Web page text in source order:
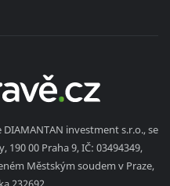
investment s.r.o., se
190 00 Praha 9, IČ: 03494349,
Městským soudem v Praze,